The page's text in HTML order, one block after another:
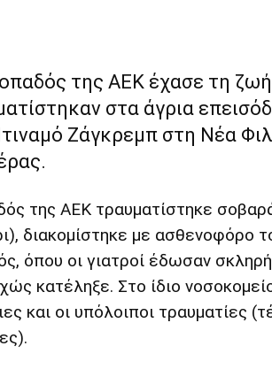
της ΑΕΚ έχασε τη
στα άγρια
Ζάγκρεμπ στη Νέα
της ΑΕK τραυματίστηκε
διακομίστηκε με ασθενοφόρο
όπου οι γιατροί έδωσαν
κατέληξε. Στο ίδιο
και οι υπόλοιποι τραυματίες